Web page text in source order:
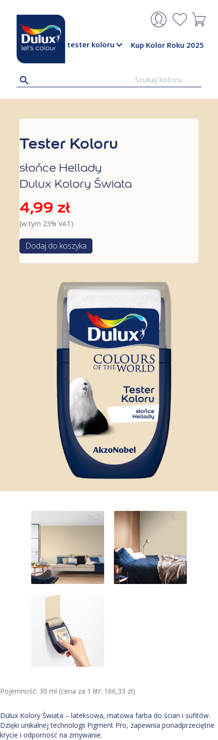
Kup tester koloru Kup Kolor Roku 2025
Tester Koloru
słońce Hellady
Dulux Kolory Świata
4,99 zł
(w tym 23% VAT)
Dodaj do koszyka
Pojemność: 30 ml (cena za 1 litr: 166,33 zł)
Dulux Kolory Świata – lateksowa, matowa farba do ścian i sufitów.
Dzięki unikalnej technologii Pigment Pro, zapewnia ponadprzeciętne
krycie i odporność na zmywanie.